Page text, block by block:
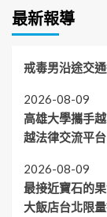
最新報導
戒毒男沿途交
2026-08-09
高雄大學攜手
越法律交流平台
2026-08-09
最接近寶石的
大飯店台北限